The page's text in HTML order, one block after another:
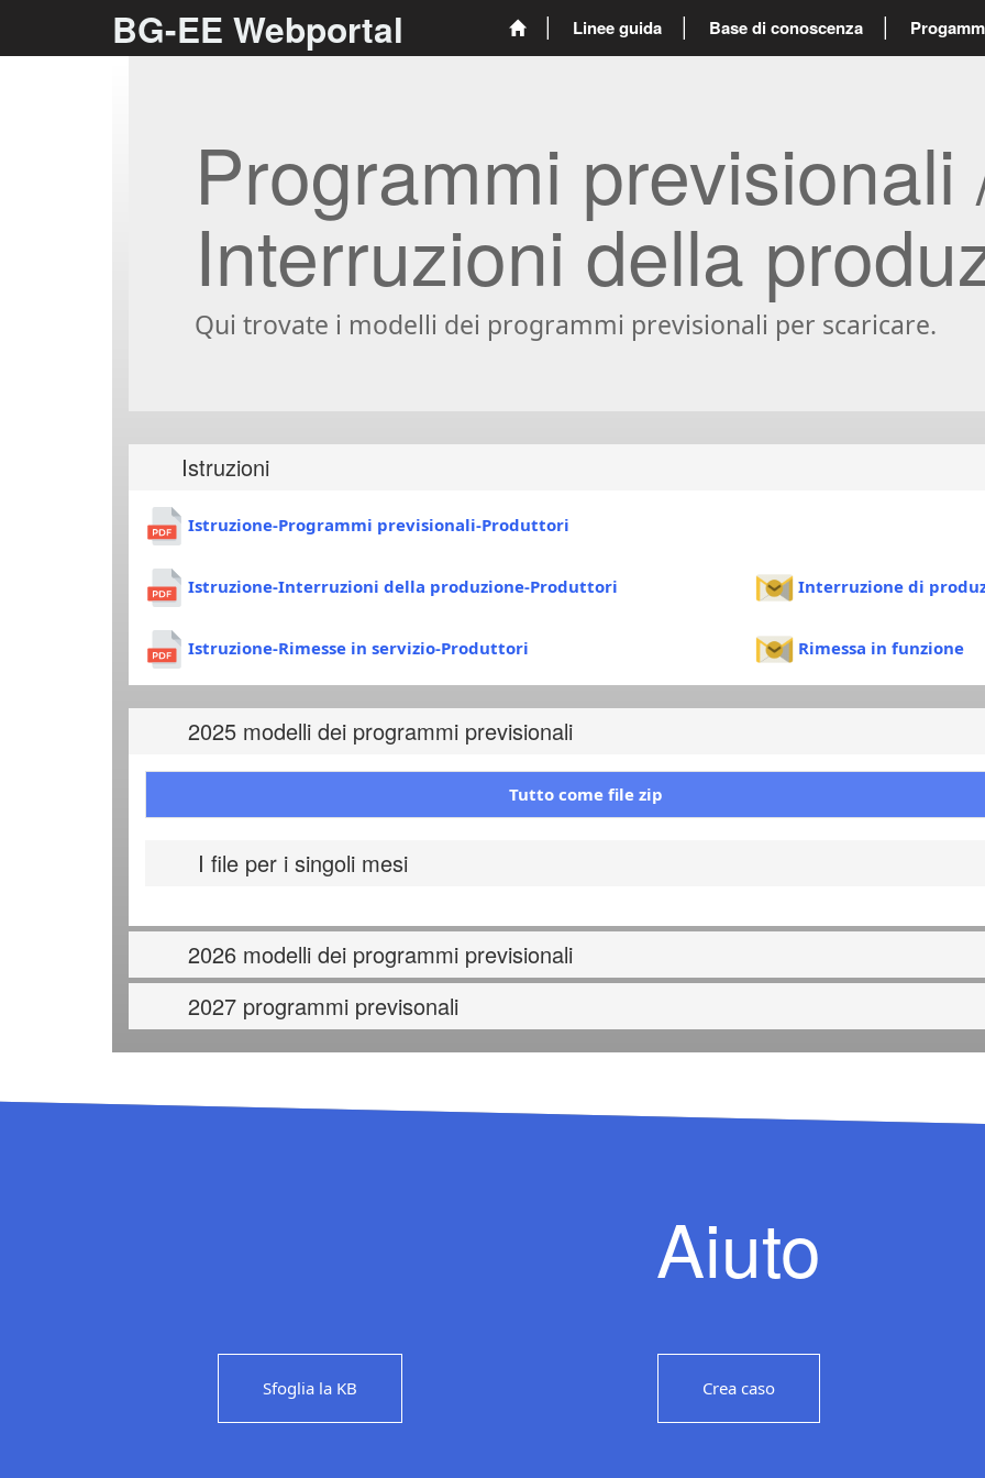
BG-EE Webportal Linee guida Base di conoscenza
Programmi previsionali
Interruzioni della
Qui trovate i modelli dei programmi previsionali per scaricare.
Istruzioni
Istruzione-Programmi previsionali-Produttori
Istruzione-Interruzioni della produzione-Produttori Interruzione di
Istruzione-Rimesse in servizio-Produttori Rimessa in funzione
2025 modelli dei programmi previsionali
Tutto come file zip
I file per i singoli mesi
2026 modelli dei programmi previsionali
2027 programmi previsonali
Aiuto
Sfoglia la KB Crea caso